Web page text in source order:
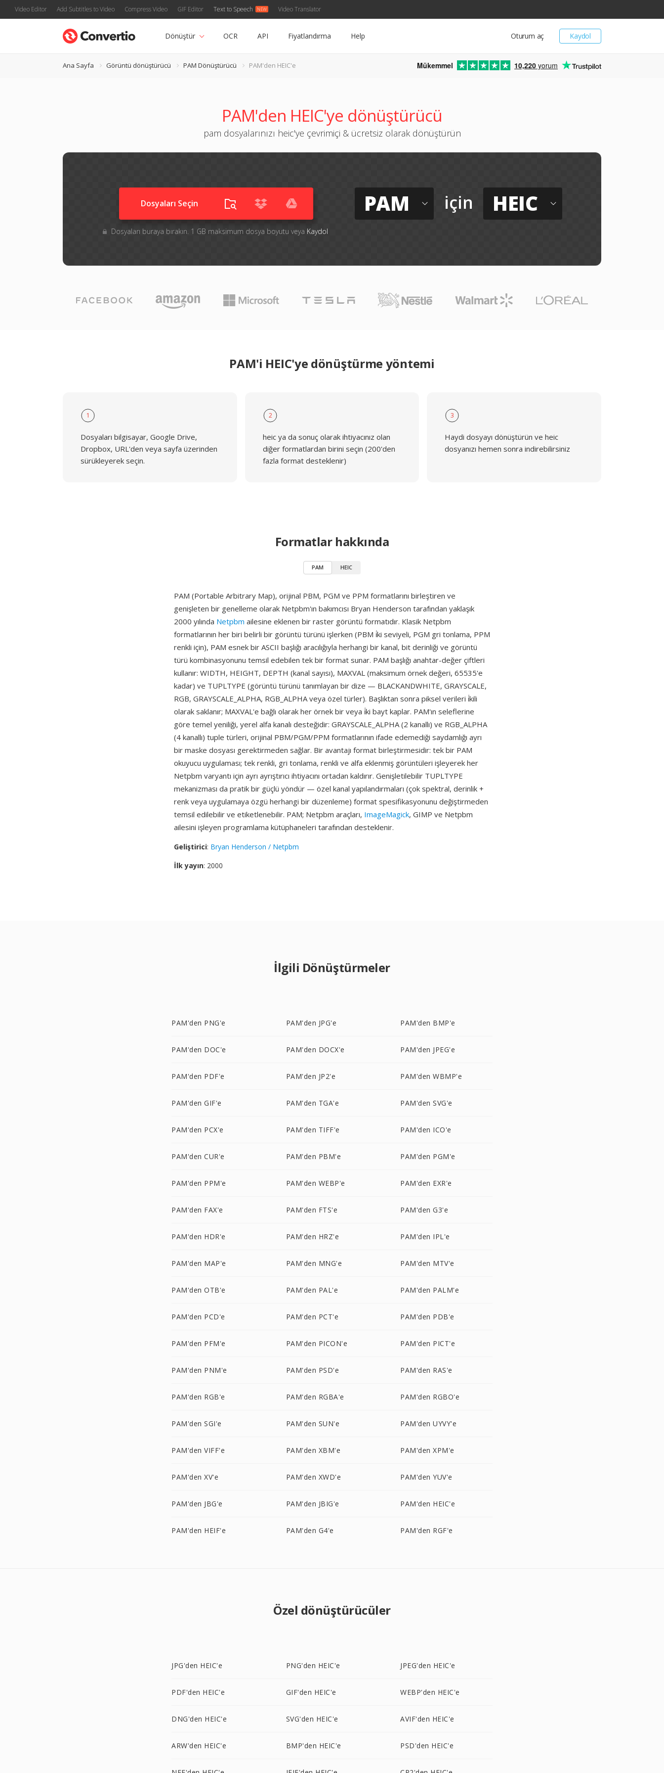
Video Editor Add Subtitles to Video Compress Video GIF Editor Text to Speech Video Translator
Kaydol
Oturum aç
Dönüştür OCR API Fiyatlandırma Help
Ana Sayfa Görüntü dönüştürücü PAM Dönüştürücü PAM'den HEIC'e Mükemmel 10,220 yorum
PAM'den HEIC'ye dönüştürücü
pam dosyalarınızı heic'ye çevrimiçi & ücretsiz olarak dönüştürün
Dosyaları Seçin
Dosyaları buraya bırakın. 1 GB maksimum dosya boyutu veya Kaydol
PAM için HEIC
PAM'i HEIC'ye dönüştürme yöntemi
1
Dosyaları bilgisayar, Google Drive,
Dropbox, URL'den veya sayfa üzerinden
sürükleyerek seçin.
2
heic ya da sonuç olarak ihtiyacınız olan
diğer formatlardan birini seçin (200'den
fazla format desteklenir)
3
Haydi dosyayı dönüştürün ve heic
dosyanızı hemen sonra indirebilirsiniz
Formatlar hakkında
PAM HEIC
PAM (Portable Arbitrary Map), orijinal PBM, PGM ve PPM formatlarını birleştiren ve
genişleten bir genelleme olarak Netpbm'ın bakımcısı Bryan Henderson tarafından yaklaşık
2000 yılında Netpbm ailesine eklenen bir raster görüntü formatıdır. Klasik Netpbm
formatlarının her biri belirli bir görüntü türünü işlerken (PBM i̇ki seviyeli, PGM gri tonlama, PPM
renkli için), PAM esnek bir ASCII başlığı aracılığıyla herhangi bir kanal, bit derinliği ve görüntü
türü kombinasyonunu temsil edebilen tek bir format sunar. PAM başlığı anahtar-değer çiftleri
kullanır: WIDTH, HEIGHT, DEPTH (kanal sayısı), MAXVAL (maksimum örnek değeri, 65535'e
kadar) ve TUPLTYPE (görüntü türünü tanımlayan bir dize — BLACKANDWHITE, GRAYSCALE,
RGB, GRAYSCALE_ALPHA, RGB_ALPHA veya özel türler). Başlıktan sonra piksel verileri i̇kili
olarak saklanır; MAXVAL'e bağlı olarak her örnek bir veya i̇ki bayt kaplar. PAM'ın seleflerine
göre temel yeniliği, yerel alfa kanalı desteğidir: GRAYSCALE_ALPHA (2 kanallı) ve RGB_ALPHA
(4 kanallı) tuple türleri, orijinal PBM/PGM/PPM formatlarının ifade edemediği saydamlığı ayrı
bir maske dosyası gerektirmeden sağlar. Bir avantajı format birleştirmesidir: tek bir PAM
okuyucu uygulaması; tek renkli, gri tonlama, renkli ve alfa eklenmiş görüntüleri işleyerek her
Netpbm varyantı için ayrı ayrıştırıcı ihtiyacını ortadan kaldırır. Genişletilebilir TUPLTYPE
mekanizması da pratik bir güçlü yöndür — özel kanal yapılandırmaları (çok spektral, derinlik +
renk veya uygulamaya özgü herhangi bir düzenleme) format spesifikasyonunu değiştirmeden
temsil edilebilir ve etiketlenebilir. PAM; Netpbm araçları, ImageMagick, GIMP ve Netpbm
ailesini işleyen programlama kütüphaneleri tarafından desteklenir.
Geliştirici: Bryan Henderson / Netpbm
İlk yayın: 2000
İlgili Dönüştürmeler
PAM'den PNG'e PAM'den JPG'e PAM'den BMP'e
PAM'den DOC'e PAM'den DOCX'e PAM'den JPEG'e
PAM'den PDF'e PAM'den JP2'e PAM'den WBMP'e
PAM'den GIF'e PAM'den TGA'e PAM'den SVG'e
PAM'den PCX'e PAM'den TIFF'e PAM'den ICO'e
PAM'den CUR'e PAM'den PBM'e PAM'den PGM'e
PAM'den PPM'e PAM'den WEBP'e PAM'den EXR'e
PAM'den FAX'e PAM'den FTS'e PAM'den G3'e
PAM'den HDR'e PAM'den HRZ'e PAM'den IPL'e
PAM'den MAP'e PAM'den MNG'e PAM'den MTV'e
PAM'den OTB'e PAM'den PAL'e PAM'den PALM'e
PAM'den PCD'e PAM'den PCT'e PAM'den PDB'e
PAM'den PFM'e PAM'den PICON'e PAM'den PICT'e
PAM'den PNM'e PAM'den PSD'e PAM'den RAS'e
PAM'den RGB'e PAM'den RGBA'e PAM'den RGBO'e
PAM'den SGI'e PAM'den SUN'e PAM'den UYVY'e
PAM'den VIFF'e PAM'den XBM'e PAM'den XPM'e
PAM'den XV'e PAM'den XWD'e PAM'den YUV'e
PAM'den JBG'e PAM'den JBIG'e PAM'den HEIC'e
PAM'den HEIF'e PAM'den G4'e PAM'den RGF'e
Özel dönüştürücüler
JPG'den HEIC'e PNG'den HEIC'e JPEG'den HEIC'e
PDF'den HEIC'e GIF'den HEIC'e WEBP'den HEIC'e
DNG'den HEIC'e SVG'den HEIC'e AVIF'den HEIC'e
ARW'den HEIC'e BMP'den HEIC'e PSD'den HEIC'e